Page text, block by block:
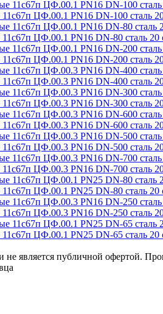
ЦФ.00.1 PN16 DN-100 сталь 20
ЦФ.00.1 PN16 DN-80 сталь 20
ЦФ.00.1 PN16 DN-200 сталь 20
ЦФ.00.3 PN16 DN-400 сталь 20
ЦФ.00.3 PN16 DN-300 сталь 20
ЦФ.00.3 PN16 DN-600 сталь 20
ЦФ.00.3 PN16 DN-500 сталь 20
ЦФ.00.3 PN16 DN-700 сталь 20
ЦФ.00.1 PN25 DN-80 сталь 20
ЦФ.00.3 PN16 DN-250 сталь 20
ЦФ.00.1 PN25 DN-65 сталь 20
является публичной офертой.